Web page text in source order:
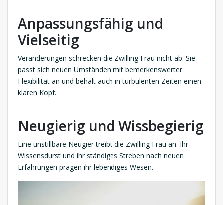
Anpassungsfähig und
Vielseitig
Veränderungen schrecken die Zwilling Frau nicht ab. Sie
passt sich neuen Umständen mit bemerkenswerter
Flexibilität an und behält auch in turbulenten Zeiten einen
klaren Kopf.
Neugierig und Wissbegierig
Eine unstillbare Neugier treibt die Zwilling Frau an. Ihr
Wissensdurst und ihr ständiges Streben nach neuen
Erfahrungen prägen ihr lebendiges Wesen.